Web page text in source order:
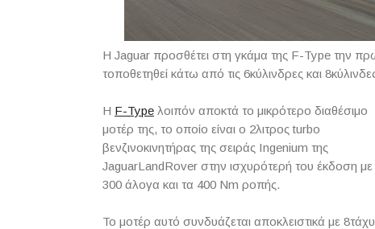
Η Jaguar προσθέτει στη γκάμα της F-Type την
τοποθετηθεί κάτω από τις 6κύλινδρες και
Η F-Type λοιπόν αποκτά το μικρότερο διαθέσιμο
μοτέρ της, το οποίο είναι ο 2λιτρος turbo
βενζινοκινητήρας της σειράς Ingenium της
JaguarLandRover στην ισχυρότερή του έκδοση με
300 άλογα και τα 400 Nm ροπής.
Το μοτέρ αυτό συνδυάζεται αποκλειστικά με